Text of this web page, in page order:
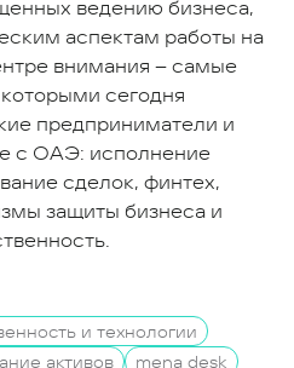
ведению бизнеса,
аспектам работы на
внимания – самые
сегодня
предприниматели и
с ОАЭ: исполнение
сделок, финтех,
защиты бизнеса и
и технологии
активов
mena desk